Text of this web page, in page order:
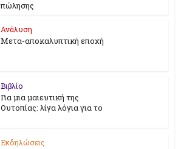
πώλησης
Ανάλυση
Μετα-αποκαλυπτική εποχή
Βιβλίο
Για μια μαιευτική της
Ουτοπίας: λίγα λόγια για το
Εκδηλώσεις